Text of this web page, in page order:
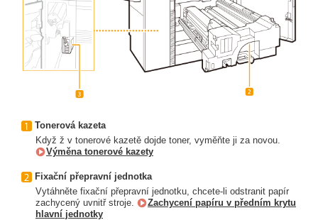
Tonerová kazeta
Když ž v tonerové kazetě dojde toner, vyměňte ji za novou.
Výměna tonerové kazety
Fixační přepravní jednotka
Vytáhněte fixační přepravní jednotku, chcete-li odstranit papír
zachycený uvnitř stroje.
Zachycení papíru v předním krytu
hlavní jednotky